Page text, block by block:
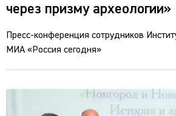
через призму археологии»
Пресс-конференция сотрудников
МИА «Россия сегодня»